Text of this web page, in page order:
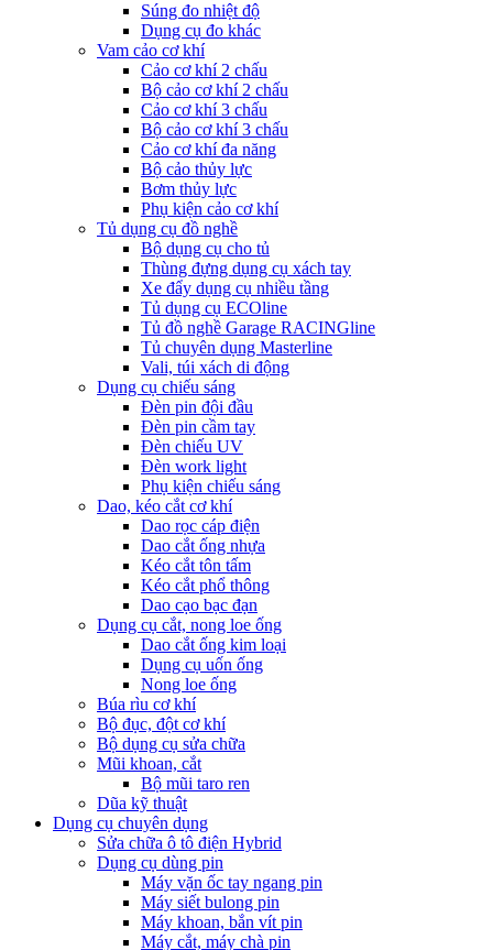
Súng đo nhiệt độ
Dụng cụ đo khác
Vam cảo cơ khí
Cảo cơ khí 2 chấu
Bộ cảo cơ khí 2 chấu
Cảo cơ khí 3 chấu
Bộ cảo cơ khí 3 chấu
Cảo cơ khí đa năng
Bộ cảo thủy lực
Bơm thủy lực
Phụ kiện cảo cơ khí
Tủ dụng cụ đồ nghề
Bộ dụng cụ cho tủ
Thùng đựng dụng cụ xách tay
Xe đẩy dụng cụ nhiều tầng
Tủ dụng cụ ECOline
Tủ đồ nghề Garage RACINGline
Tủ chuyên dụng Masterline
Vali, túi xách di động
Dụng cụ chiếu sáng
Đèn pin đội đầu
Đèn pin cầm tay
Đèn chiếu UV
Đèn work light
Phụ kiện chiếu sáng
Dao, kéo cắt cơ khí
Dao rọc cáp điện
Dao cắt ống nhựa
Kéo cắt tôn tấm
Kéo cắt phổ thông
Dao cạo bạc đạn
Dụng cụ cắt, nong loe ống
Dao cắt ống kim loại
Dụng cụ uốn ống
Nong loe ống
Búa rìu cơ khí
Bộ đục, đột cơ khí
Bộ dụng cụ sửa chữa
Mũi khoan, cắt
Bộ mũi taro ren
Dũa kỹ thuật
Dụng cụ chuyên dụng
Sửa chữa ô tô điện Hybrid
Dụng cụ dùng pin
Máy vặn ốc tay ngang pin
Máy siết bulong pin
Máy khoan, bắn vít pin
Máy cắt, máy chà pin